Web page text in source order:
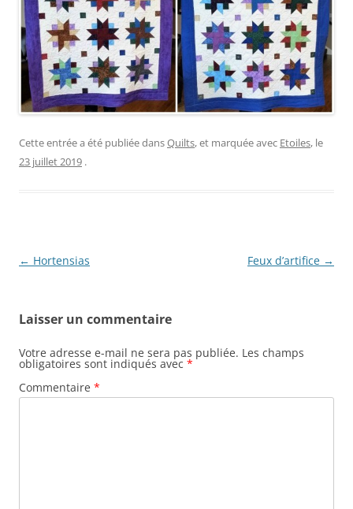
Cette entrée a été publiée dansQuilts, et marquée avec Etoiles, le
23 juillet 2019 .
Navigation
← Hortensias Feux d’artifice →
Laisser un commentaire
Votre adresse e-mail ne sera pas publiée. Les champs
obligatoires sont indiqués avec *
Commentaire *